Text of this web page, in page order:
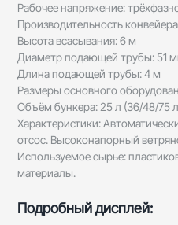
Рабочее напряжение:
Производительность
Высота всасывания: 6 м
Диаметр подающей трубы: 51
Длина подающей трубы: 4 м
Размеры основного
Объём бункера: 25 л (36/48/75
Характеристики:
отсос. Высоконапорный
Используемое сырье:
материалы.
Подробный дисплей: